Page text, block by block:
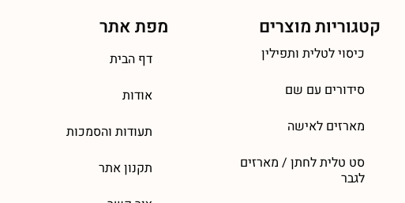
קטגוריות מוצרים
כיסוי לטלית ותפילין
סידורים עם שם
מארזים לאישה
סט טלית לחתן / מארזים
לגבר
מפת אתר
דף הבית
אודות
תעודות והסמכות
תקנון אתר